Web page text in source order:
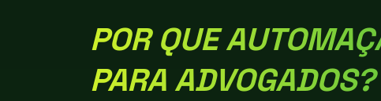
POR QUE
PARA ADVOGADOS?